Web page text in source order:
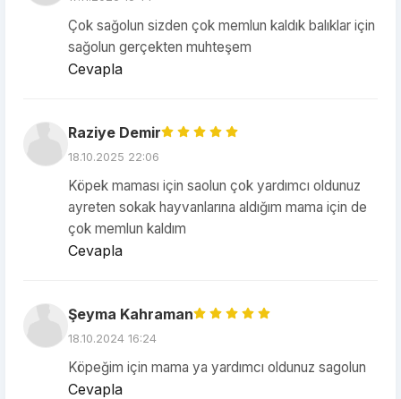
Çok sağolun sizden çok memlun kaldık balıklar için
sağolun gerçekten muhteşem
Cevapla
Raziye Demir
18.10.2025 22:06
Köpek maması için saolun çok yardımcı oldunuz
ayreten sokak hayvanlarına aldığım mama için de
çok memlun kaldım
Cevapla
Şeyma Kahraman
18.10.2024 16:24
Köpeğim için mama ya yardımcı oldunuz sagolun
Cevapla